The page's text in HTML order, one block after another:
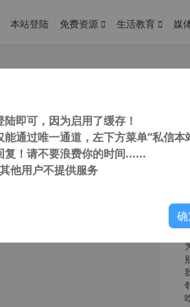
本站登陆 免费资源 生活教育 媒
64位 中文版(附补丁+教程)
注意： 由于网站空间位于国
您
即可，因为启用了缓存！
通过唯一通道，左下方菜单“私信本
！请不要浪费你的时间......
他用户不提供服务